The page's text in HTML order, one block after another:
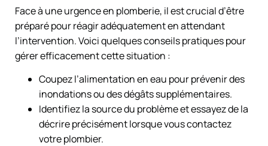
Face à une urgence en plomberie, il est crucial d’être
préparé pour réagir adéquatement en attendant
l’intervention. Voici quelques conseils pratiques pour
gérer efficacement cette situation :
Coupez l’alimentation en eau pour prévenir des
inondations ou des dégâts supplémentaires.
Identifiez la source du problème et essayez de la
décrire précisément lorsque vous contactez
votre plombier.